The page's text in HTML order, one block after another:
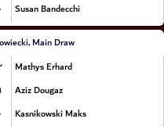
۰ Susan Bandecchi
Main Draw
Mathys Erhard
۱
Aziz Dougaz
Kasnikowski Maks